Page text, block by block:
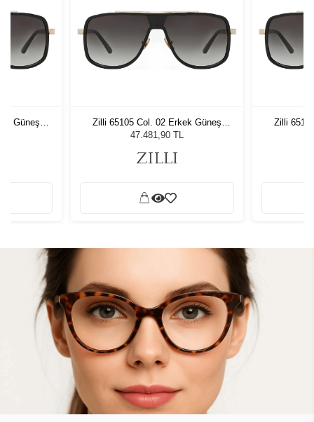
Güneş
Zilli 65105 Col. 02 Erkek Güneş
Gözlüğü
47.481,90 TL
Zilli